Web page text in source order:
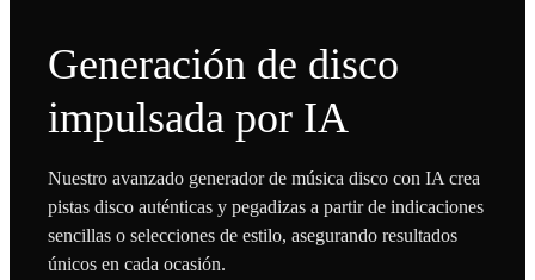
Generación de disco
impulsada por IA
Nuestro avanzado generador de música disco con IA crea
pistas disco auténticas y pegadizas a partir de indicaciones
sencillas o selecciones de estilo, asegurando resultados
únicos en cada ocasión.